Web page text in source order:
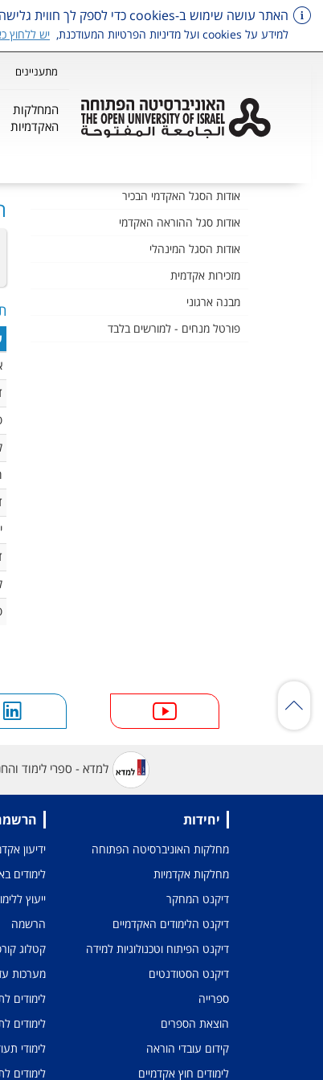
לדלג על תפריט ראשי
האתר עושה שימוש ב-cookies כדי לספק לך חווית גלישה טובה יותר, וכן למטרות סטטיסטיקה, איפיון ושיווק.
למידע על cookies ועל מדיניות הפרטיות המעודכנת, יש ללחוץ
מתעניינים
המחלקות
האקדמיות
אודות הסגל האקדמי הבכיר
אודות סגל ההוראה האקדמי
אודות הסגל המינהלי
מזכירות אקדמית
מבנה ארגוני
פורטל מנחים - למורשים בלבד
למדא - ספרי לימוד
יחידות
מחלקות האוניברסיטה הפתוחה
מחלקות אקדמיות
דיקנט המחקר
דיקנט הלימודים האקדמיים
דיקנט הפיתוח וטכנולוגיות למידה
דיקנט הסטודנטים
ספרייה
הוצאת הספרים
קידום עובדי הוראה
לימודים חוץ אקדמיים
ידיעון
לימודים
ייעוץ
הרשמה
קטלוג
מערכות
לימודים
לימודים
לימודי
לימודים